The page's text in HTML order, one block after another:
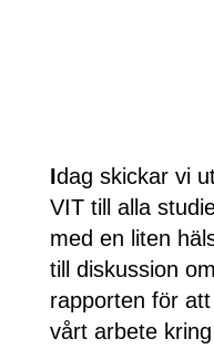
Idag skickar vi
VIT till alla
med en liten
till diskussion
rapporten för
vårt arbete